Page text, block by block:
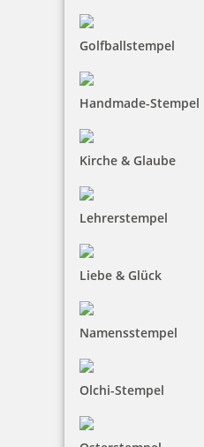
Golfballstempel
Handmade-Stempel
Kirche & Glaube
Lehrerstempel
Liebe & Glück
Namensstempel
Olchi-Stempel
Sie wollen auf originelle
Buch oder das Dokument
die Exlibris-Stempel genau
gibt eine große Auswahl
sich Ihr ganz persönliches
individuellen Text
benötigen ein separates